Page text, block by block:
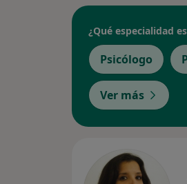
¿Qué especialidad
Psicólogo
Ver más